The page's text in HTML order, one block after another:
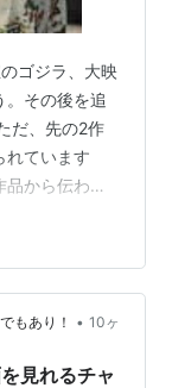
ゴジラ、大映
。その後を追
だ、先の2作
れています
から伝わる
んとのやり
り込んだのは
ガッパの造
さんが歌う主
にも、1960年
もあり！ • 10ヶ
見れるチャ